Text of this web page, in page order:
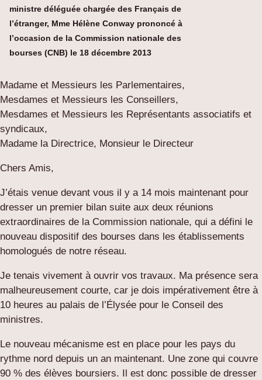
ministre déléguée chargée des Français de
l’étranger, Mme Hélène Conway prononcé à
l’occasion de la Commission nationale des
bourses (CNB) le 18 décembre 2013
Madame et Messieurs les Parlementaires,
Mesdames et Messieurs les Conseillers,
Mesdames et Messieurs les Représentants associatifs et
syndicaux,
Madame la Directrice, Monsieur le Directeur
Chers Amis,
J’étais venue devant vous il y a 14 mois maintenant pour
dresser un premier bilan suite aux deux réunions
extraordinaires de la Commission nationale, qui a défini le
nouveau dispositif des bourses dans les établissements
homologués de notre réseau.
Je tenais vivement à ouvrir vos travaux. Ma présence sera
malheureusement courte, car je dois impérativement être à
10 heures au palais de l’Élysée pour le Conseil des
ministres.
Le nouveau mécanisme est en place pour les pays du
rythme nord depuis un an maintenant. Une zone qui couvre
90 % des élèves boursiers. Il est donc possible de dresser